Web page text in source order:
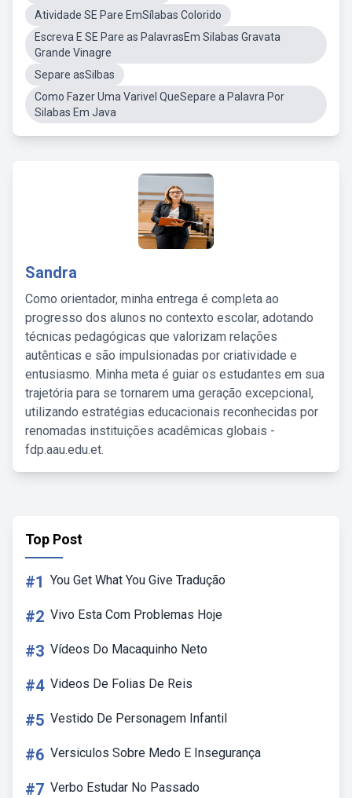
Atividade SE Pare EmSílabas Colorido
Escreva E SE Pare as PalavrasEm Silabas Gravata
Grande Vinagre
Separe asSilbas
Como Fazer Uma Varivel QueSepare a Palavra Por
Silabas Em Java
Sandra
Como orientador, minha entrega é completa ao
progresso dos alunos no contexto escolar, adotando
técnicas pedagógicas que valorizam relações
autênticas e são impulsionadas por criatividade e
entusiasmo. Minha meta é guiar os estudantes em sua
trajetória para se tornarem uma geração excepcional,
utilizando estratégias educacionais reconhecidas por
renomadas instituições acadêmicas globais -
fdp.aau.edu.et.
Top Post
#1 You Get What You Give Tradução
#2 Vivo Esta Com Problemas Hoje
#3 Vídeos Do Macaquinho Neto
#4 Videos De Folias De Reis
#5 Vestido De Personagem Infantil
#6 Versiculos Sobre Medo E Insegurança
#7 Verbo Estudar No Passado